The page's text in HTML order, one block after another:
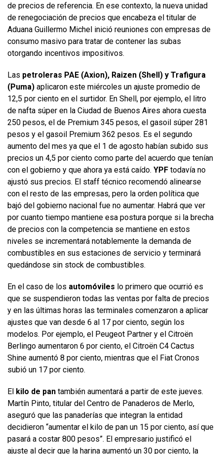
de precios de referencia. En ese contexto, la nueva unidad
de renegociación de precios que encabeza el titular de
Aduana Guillermo Michel inició reuniones con empresas de
consumo masivo para tratar de contener las subas
otorgando incentivos impositivos.
Las petroleras PAE (Axion), Raizen (Shell) y Trafigura
(Puma) aplicaron este miércoles un ajuste promedio de
12,5 por ciento en el surtidor. En Shell, por ejemplo, el litro
de nafta súper en la Ciudad de Buenos Aires ahora cuesta
250 pesos, el de Premium 345 pesos, el gasoil súper 281
pesos y el gasoil Premium 362 pesos. Es el segundo
aumento del mes ya que el 1 de agosto habían subido sus
precios un 4,5 por ciento como parte del acuerdo que tenían
con el gobierno y que ahora ya está caído. YPF todavía no
ajustó sus precios. El staff técnico recomendó alinearse
con el resto de las empresas, pero la orden política que
bajó del gobierno nacional fue no aumentar. Habrá que ver
por cuanto tiempo mantiene esa postura porque si la brecha
de precios con la competencia se mantiene en estos
niveles se incrementará notablemente la demanda de
combustibles en sus estaciones de servicio y terminará
quedándose sin stock de combustibles.
En el caso de los automóviles lo primero que ocurrió es
que se suspendieron todas las ventas por falta de precios
y en las últimas horas las terminales comenzaron a aplicar
ajustes que van desde 6 al 17 por ciento, según los
modelos. Por ejemplo, el Peugeot Partner y el Citroën
Berlingo aumentaron 6 por ciento, el Citroën C4 Cactus
Shine aumentó 8 por ciento, mientras que el Fiat Cronos
subió un 17 por ciento.
El kilo de pan también aumentará a partir de este jueves.
Martín Pinto, titular del Centro de Panaderos de Merlo,
aseguró que las panaderías que integran la entidad
decidieron “aumentar el kilo de pan un 15 por ciento, así que
pasará a costar 800 pesos”. El empresario justificó el
ajuste al decir que la harina aumentó un 30 por ciento, la